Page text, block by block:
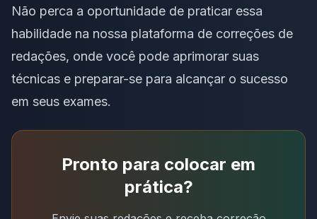
Não perca a oportunidade de praticar essa
habilidade na nossa plataforma de correções de
redações, onde você pode aprimorar suas
técnicas e preparar-se para alcançar o sucesso
em seus exames.
Pronto para colocar em
prática?